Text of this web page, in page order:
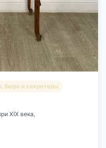
бюро и секретеры
XIX века,